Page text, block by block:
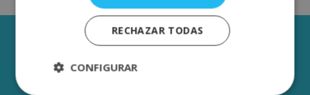
3 AÑOS DE GARANTÍA
ENVÍOS GRÁTIS DESDE 50€
RECHAZAR TODAS
CONFIGURAR